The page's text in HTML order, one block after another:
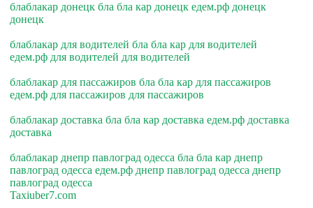
блаблакар донецк бла бла кар донецк едем.рф донецк
донецк
блаблакар для водителей бла бла кар для водителей
едем.рф для водителей для водителей
блаблакар для пассажиров бла бла кар для пассажиров
едем.рф для пассажиров для пассажиров
блаблакар доставка бла бла кар доставка едем.рф доставка
доставка
блаблакар днепр павлоград одесса бла бла кар днепр
павлоград одесса едем.рф днепр павлоград одесса днепр
павлоград одесса
Taxiuber7.com